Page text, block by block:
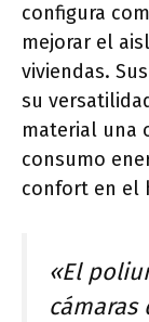
configura
mejorar el
viviendas.
su
material una
consumo
confort en el
«El
cámaras